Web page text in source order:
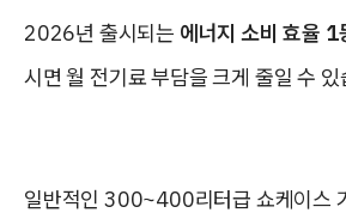
2026년 출시되는 에너지 소비 효율 1
시면 월 전기료 부담을 크게 줄일 수 있
일반적인 300~400리터급 쇼케이스